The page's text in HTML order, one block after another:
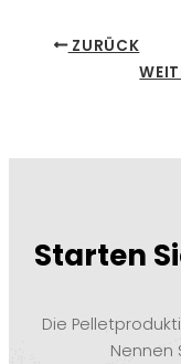
ZURÜCK
Starten
Die
Nennen